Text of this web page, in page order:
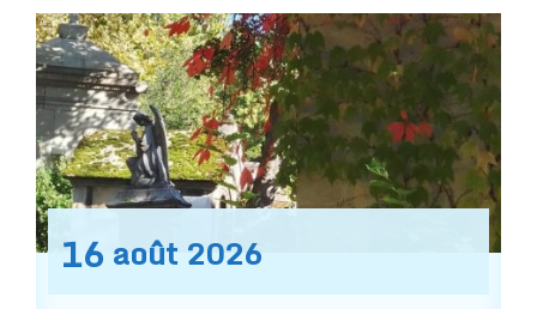
16 août 2026